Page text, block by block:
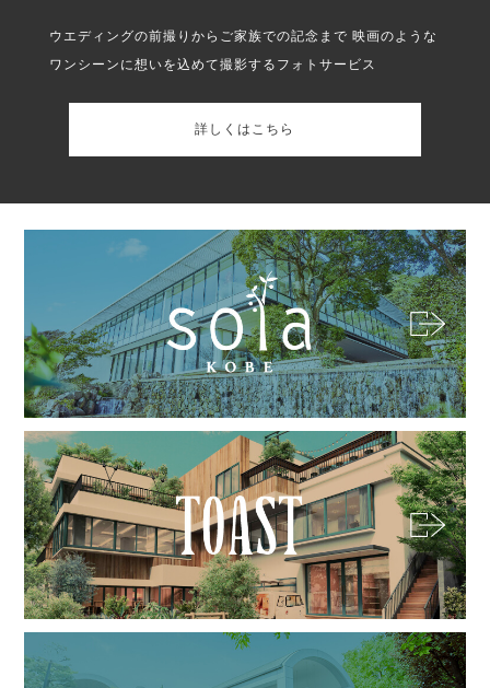
ウエディングの前撮りからご家族での記念まで 映画のような
ワンシーンに想いを込めて撮影するフォトサービス
詳しくはこちら